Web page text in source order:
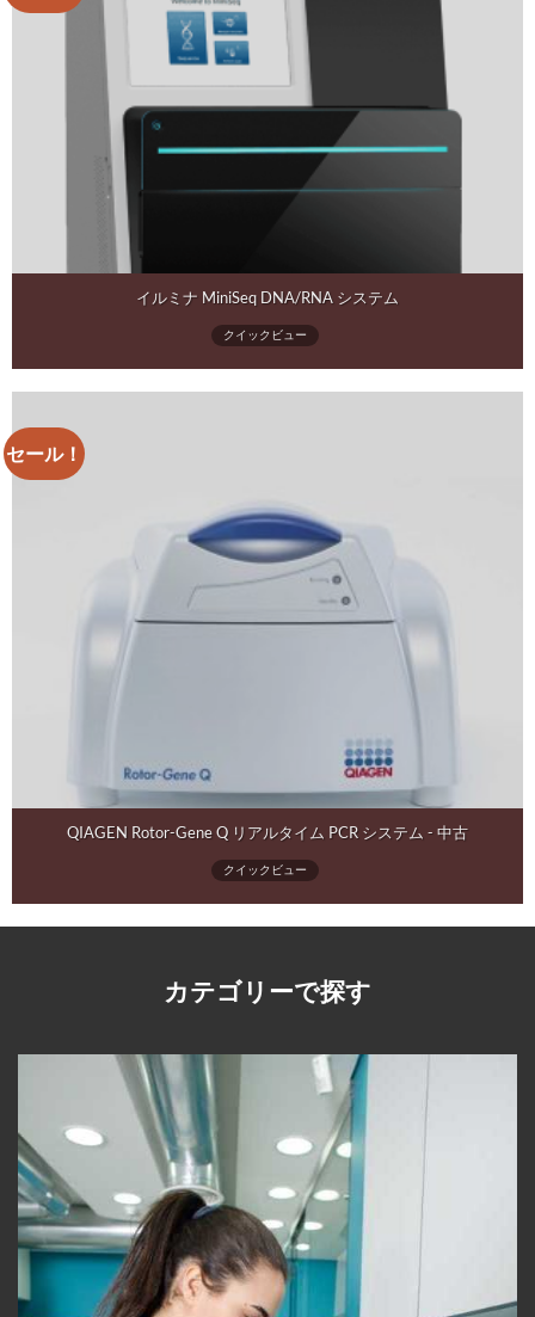
イルミナ MiniSeq DNA/RNA システム
クイックビュー
セール！
QIAGEN Rotor-Gene Q リアルタイム PCR システム - 中古
クイックビュー
カテゴリーで探す